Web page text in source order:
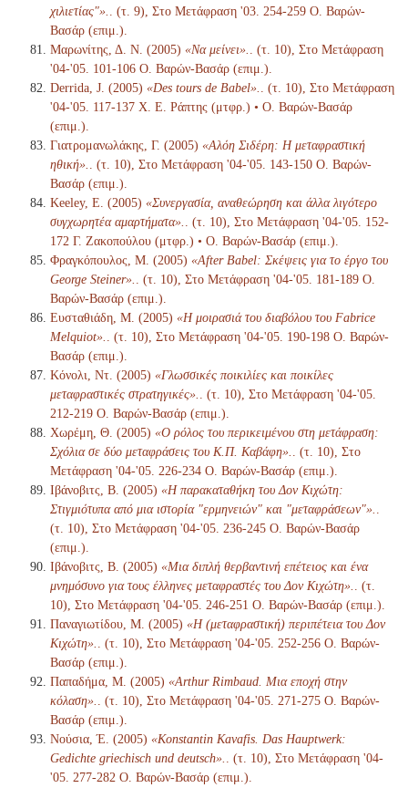
χιλιετίας"».
. (τ. 9), Στο Μετάφραση '03. 254-259 Ο. Βαρών-
Βασάρ (επιμ.).
Μαρωνίτης, Δ. Ν. (2005) «Να μείνει».
. (τ. 10), Στο Μετάφραση
'04-'05. 101-106 Ο. Βαρών-Βασάρ (επιμ.).
Derrida, J. (2005) «Des tours de Babel».
. (τ. 10), Στο Μετάφραση
'04-'05. 117-137 Χ. Ε. Ράπτης (μτφρ.) • Ο. Βαρών-Βασάρ
(επιμ.).
Γιατρομανωλάκης, Γ. (2005) «Αλόη Σιδέρη: Η μεταφραστική
ηθική».
. (τ. 10), Στο Μετάφραση '04-'05. 143-150 Ο. Βαρών-
Βασάρ (επιμ.).
Keeley, E. (2005) «Συνεργασία, αναθεώρηση και άλλα λιγότερο
συγχωρητέα αμαρτήματα».
. (τ. 10), Στο Μετάφραση '04-'05. 152-
172 Γ. Ζακοπούλου (μτφρ.) • Ο. Βαρών-Βασάρ (επιμ.).
Φραγκόπουλος, Μ. (2005) «After Babel: Σκέψεις για το έργο του
George Steiner».
. (τ. 10), Στο Μετάφραση '04-'05. 181-189 Ο.
Βαρών-Βασάρ (επιμ.).
Ευσταθιάδη, Μ. (2005) «Η μοιρασιά του διαβόλου του Fabrice
Melquiot».
. (τ. 10), Στο Μετάφραση '04-'05. 190-198 Ο. Βαρών-
Βασάρ (επιμ.).
Κόνολι, Ντ. (2005) «Γλωσσικές ποικιλίες και ποικίλες
μεταφραστικές στρατηγικές».
. (τ. 10), Στο Μετάφραση '04-'05.
212-219 Ο. Βαρών-Βασάρ (επιμ.).
Χωρέμη, Θ. (2005) «Ο ρόλος του περικειμένου στη μετάφραση:
Σχόλια σε δύο μεταφράσεις του Κ.Π. Καβάφη».
. (τ. 10), Στο
Μετάφραση '04-'05. 226-234 Ο. Βαρών-Βασάρ (επιμ.).
Ιβάνοβιτς, Β. (2005) «Η παρακαταθήκη του Δον Κιχώτη:
Στιγμιότυπα από μια ιστορία "ερμηνειών" και "μεταφράσεων"».
(τ. 10), Στο Μετάφραση '04-'05. 236-245 Ο. Βαρών-Βασάρ
(επιμ.).
Ιβάνοβιτς, Β. (2005) «Μια διπλή θερβαντινή επέτειος και ένα
μνημόσυνο για τους έλληνες μεταφραστές του Δον Κιχώτη».
. (τ.
10), Στο Μετάφραση '04-'05. 246-251 Ο. Βαρών-Βασάρ (επιμ.).
Παναγιωτίδου, Μ. (2005) «Η (μεταφραστική) περιπέτεια του Δον
Κιχώτη».
. (τ. 10), Στο Μετάφραση '04-'05. 252-256 Ο. Βαρών-
Βασάρ (επιμ.).
Παπαδήμα, Μ. (2005) «Arthur Rimbaud. Μια εποχή στην
κόλαση».
. (τ. 10), Στο Μετάφραση '04-'05. 271-275 Ο. Βαρών-
Βασάρ (επιμ.).
Νούσια, Έ. (2005) «Konstantin Kavafis. Das Hauptwerk:
Gedichte griechisch und deutsch».
. (τ. 10), Στο Μετάφραση '04-
'05. 277-282 Ο. Βαρών-Βασάρ (επιμ.).